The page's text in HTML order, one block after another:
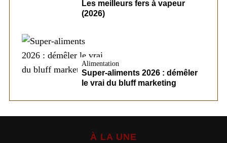
Les meilleurs fers à vapeur
(2026)
Alimentation
Super-aliments 2026 : démêler
le vrai du bluff marketing
À LA UNE